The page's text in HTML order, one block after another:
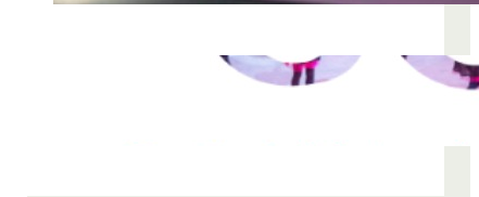
CONI FEST 2026 – o editie record prin